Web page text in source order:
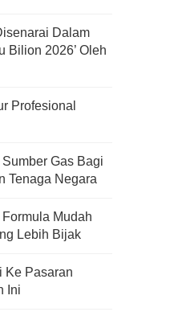
Dalam
Bilion 2026’ Oleh
Profesional
Gas Bagi
Tenaga Negara
Mudah
Lebih Bijak
Ke Pasaran
Ini